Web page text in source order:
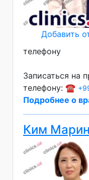
Добавить
телефону
Записаться на
телефону: ☎️
Подробнее о
Ким